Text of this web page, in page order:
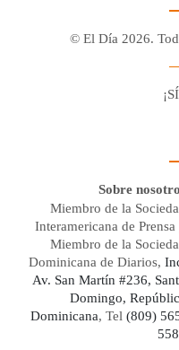
© El Día 2026.
Sobre
Miembro de la
Interamericana de Prensa
Miembro de la
Dominicana de Diarios,
Av. San Martín #236,
Domingo,
Dominicana, Tel (809)